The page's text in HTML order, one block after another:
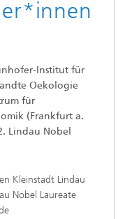
Institut für
Oekologie
für
(Frankfurt a.
Lindau Nobel
Kleinstadt Lindau
Nobel Laureate